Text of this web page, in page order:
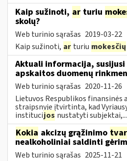
Kaip sužinoti, ar turiu
skolų?
Web turinio sąrašas 2019-03-22
Kaip sužinoti, ar turiu mokesčių
Aktuali informacija,
apskaitos duomenų
Web turinio sąrašas 2020-11-26
Lietuvos Respublikos finansinės
straipsnyje įtvirtinta, kad
institucijos nustatyti subjektai,...
Kokia akcizų grąžinimo
nealkoholiniai saldinti
Web turinio sąrašas 2025-11-21